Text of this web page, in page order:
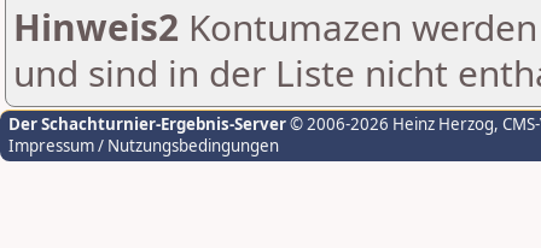
Hinweis2 Kontumazen
und sind in der Liste nicht
Der Schachturnier-Ergebnis-Server© 2006-2026 Heinz Herzog,
Impressum / Nutzungsbedingungen